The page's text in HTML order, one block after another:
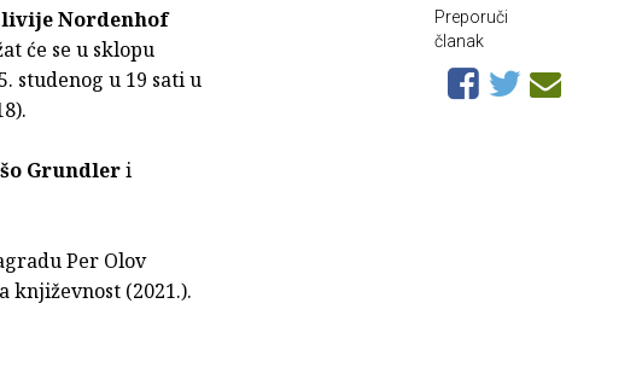
Nordenhof
će se u sklopu
studenog u 19 sati u
Grundleri
Per Olov
književnost (2021.).
Preporuči
članak